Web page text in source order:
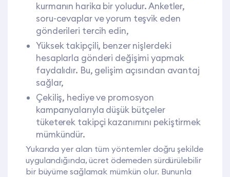
kurmanın harika bir yoludur. Anketler,
soru-cevaplar ve yorum teşvik eden
gönderileri tercih edin,
Yüksek takipçili, benzer nişlerdeki
hesaplarla gönderi değişimi yapmak
faydalıdır. Bu, gelişim açısından avantaj
sağlar,
Çekiliş, hediye ve promosyon
kampanyalarıyla düşük bütçeler
tüketerek takipçi kazanımını pekiştirmek
mümkündür.
Yukarıda yer alan tüm yöntemler doğru şekilde
uygulandığında, ücret ödemeden sürdürülebilir
bir büyüme sağlamak mümkün olur. Bununla